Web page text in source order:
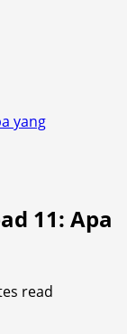
yang
11: Apa
read